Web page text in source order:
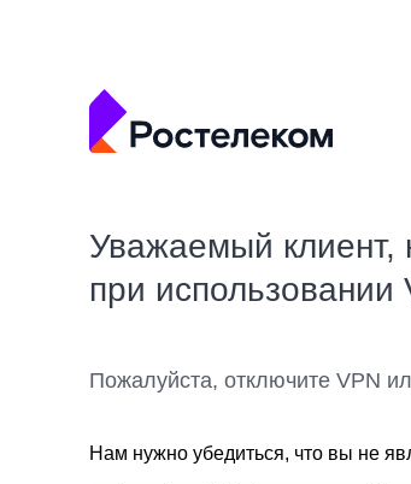
Уважаемый клиент,
при использовании
Пожалуйста, отключите VPN
Нам нужно убедиться, что вы не